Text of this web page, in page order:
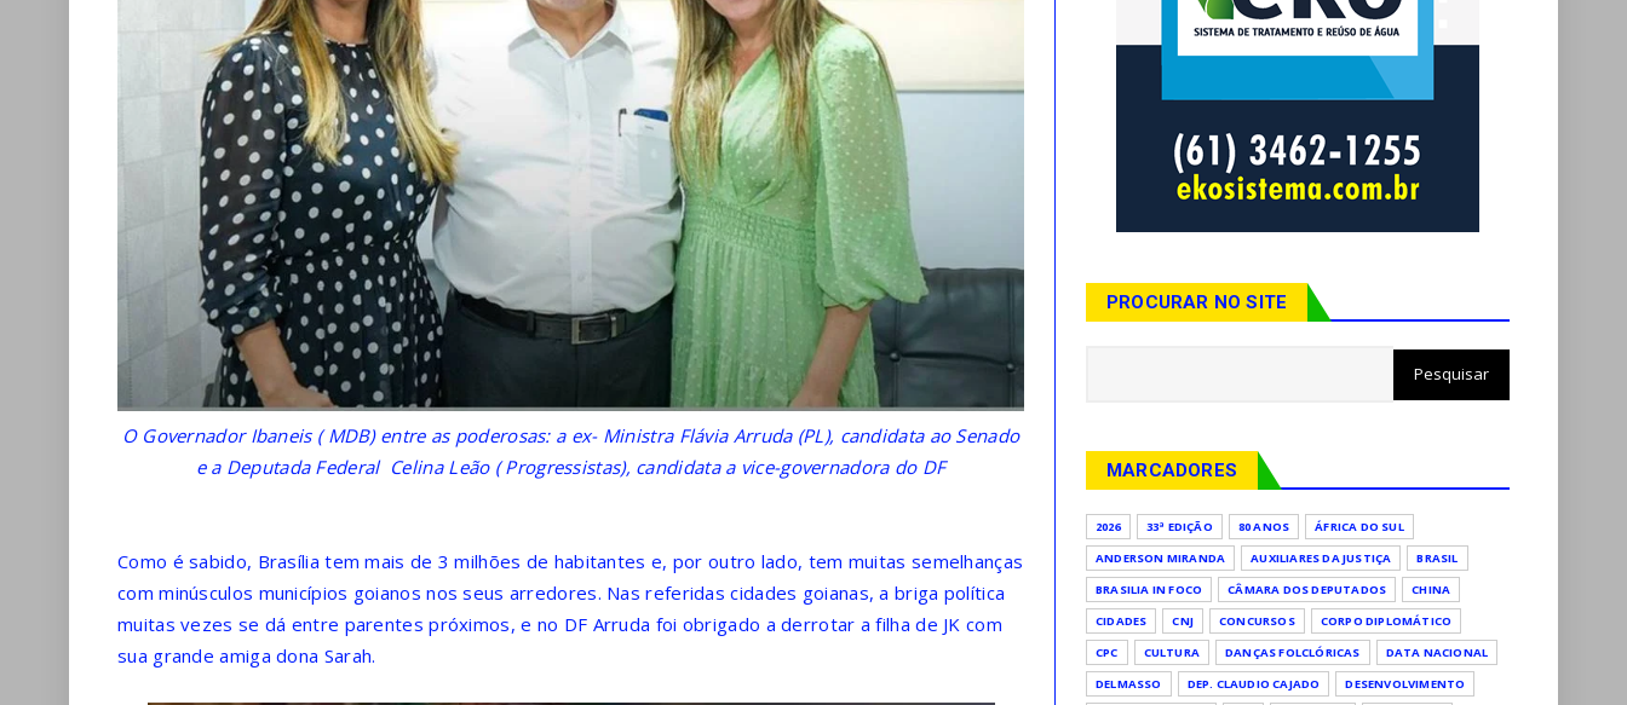
O Governador Ibaneis ( MDB) entre as poderosas: a ex- Ministra Flávia Arruda (PL), candidata ao Senado
e a Deputada Federal Celina Leão ( Progressistas), candidata a vice-governadora do DF
Como é sabido, Brasília tem mais de 3 milhões de habitantes e, por outro lado, tem muitas semelhanças
com minúsculos municípios goianos nos seus arredores. Nas referidas cidades goianas, a briga política
muitas vezes se dá entre parentes próximos, e no DF Arruda foi obrigado a derrotar a filha de JK com
sua grande amiga dona Sarah.
PROCURAR NO SITE
MARCADORES
2026 33ª EDIÇÃO 80 ANOS
ÁFRICA DO SUL
ANDERSON MIRANDA
AUXILIARES DA JUSTIÇA
BRASIL
BRASILIA IN FOCO
CÂMARA DOS DEPUTADOS
CHINA
CIDADES
CNJ CONCURSOS
CORPO DIPLOMÁTICO
CPC
CULTURA DANÇAS FOLCLÓRICAS
DATA NACIONAL
DELMASSO
DEP. CLAUDIO CAJADO
DESENVOLVIMENTO